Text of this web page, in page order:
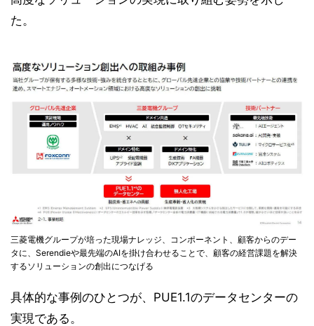
た。
三菱電機グループが培った現場ナレッジ、コンポーネント、顧客からのデー
タに、Serendieや最先端のAIを掛け合わせることで、顧客の経営課題を解決
するソリューションの創出につなげる
具体的な事例のひとつが、PUE1.1のデータセンターの
実現である。